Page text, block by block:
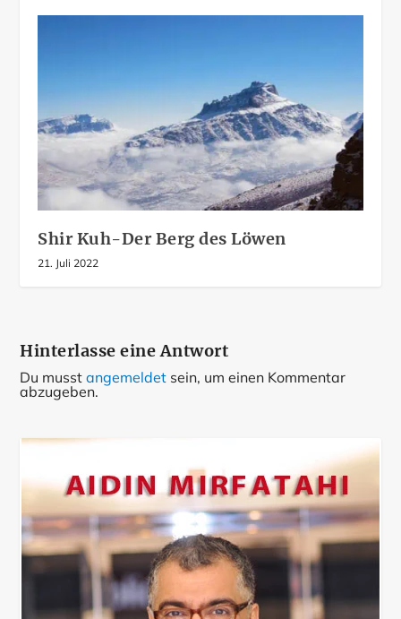
Shir Kuh-Der Berg des Löwen
21. Juli 2022
Hinterlasse eine Antwort
Du musstangemeldet sein, um einen Kommentar
abzugeben.